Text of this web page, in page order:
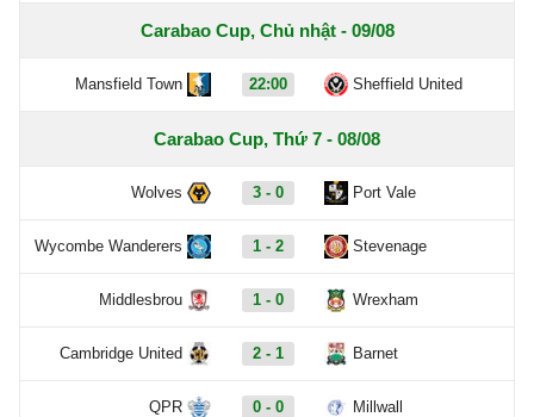
Carabao Cup, Chủ nhật - 09/08
Mansfield Town 22:00 Sheffield United
Carabao Cup, Thứ 7 - 08/08
Wolves 3 - 0 Port Vale
Wycombe Wanderers 1 - 2 Stevenage
Middlesbrou 1 - 0 Wrexham
Cambridge United 2 - 1 Barnet
QPR 0 - 0 Millwall